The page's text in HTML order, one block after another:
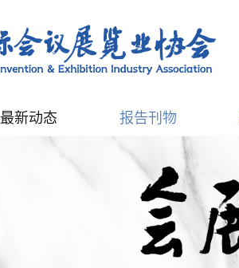
最新动态 报告刊物